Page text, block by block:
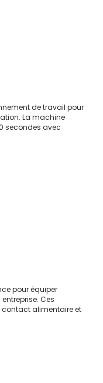
de travail pour
La machine
secondes avec
pour équiper
Ces
contact alimentaire et